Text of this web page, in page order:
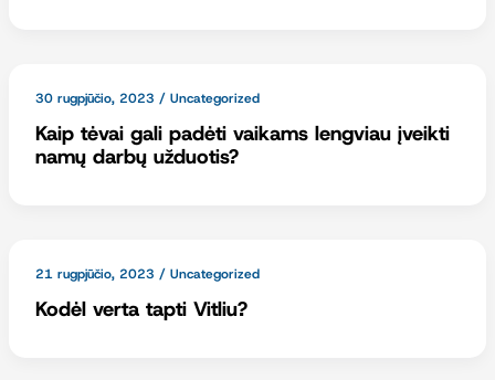
30 rugpjūčio, 2023 / Uncategorized
Kaip tėvai gali padėti vaikams lengviau įveikti
namų darbų užduotis?
21 rugpjūčio, 2023 / Uncategorized
Kodėl verta tapti Vitliu?